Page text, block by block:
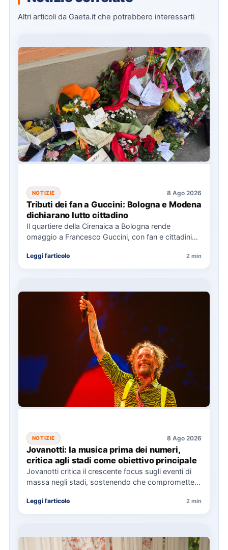
Altri articoli da Gaeta.it che potrebbero interessarti
NOTIZIE 8 Ago 2026
Tributi dei fan a Guccini: Bologna e Modena
dichiarano lutto cittadino
Il quartiere della Cirenaica a Bologna rende
omaggio a Francesco Guccini, con fan e cittadini
Leggi l'articolo 2 min
NOTIZIE 8 Ago 2026
Jovanotti: la musica prima dei numeri,
critica agli stadi come obiettivo principale
Jovanotti critica il crescente focus sugli eventi di
massa negli stadi, sostenendo che compromette
Leggi l'articolo 2 min